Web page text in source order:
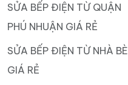
SỬA BẾP ĐIỆN TỪ QUẬN
PHÚ NHUẬN GIÁ RẺ
SỬA BẾP ĐIỆN TỪ NHÀ BÈ
GIÁ RẺ